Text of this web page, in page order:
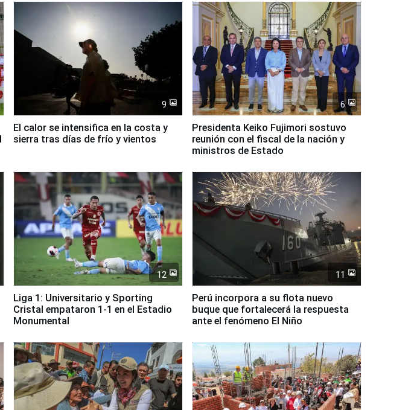
9
El calor se intensifica en la costa y
sierra tras días de frío y vientos
6
Presidenta Keiko Fujimori sostuvo
reunión con el fiscal de la nación y
ministros de Estado
12
Liga 1: Universitario y Sporting
Cristal empataron 1-1 en el Estadio
Monumental
11
Perú incorpora a su flota nuevo
buque que fortalecerá la respuesta
ante el fenómeno El Niño